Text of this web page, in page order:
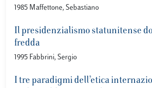
1985 Maffettone, Sebastiano
Il presidenzialismo statunitense
fredda
1995 Fabbrini, Sergio
I tre paradigmi dell’etica